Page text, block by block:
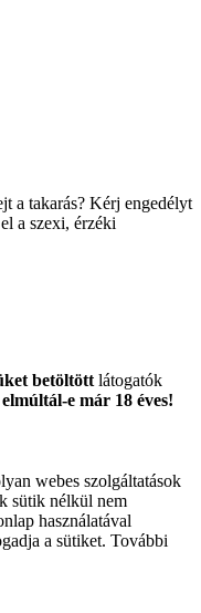
a takarás? Kérj engedélyt
a szexi, érzéki
betöltött látogatók
e már 18 éves!
webes szolgáltatások
sütik nélkül nem
használatával
a sütiket. További